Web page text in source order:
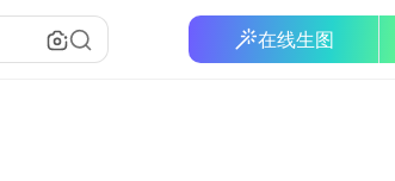
在线生图